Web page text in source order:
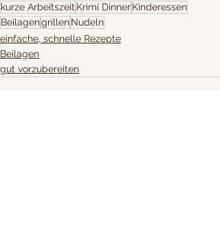
kurze Arbeitszeit Krimi DinnerKinderessen
BeilagengrillenNudeln
einfache, schnelle Rezepte
Beilagen
gut vorzubereiten